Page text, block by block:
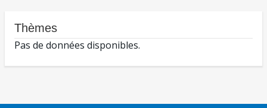
Thèmes
Pas de données disponibles.